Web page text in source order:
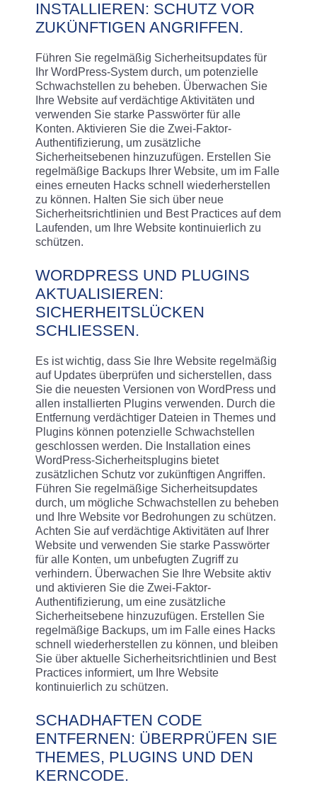
INSTALLIEREN: SCHUTZ VOR
ZUKÜNFTIGEN ANGRIFFEN.
Führen Sie regelmäßig Sicherheitsupdates für
Ihr WordPress-System durch, um potenzielle
Schwachstellen zu beheben. Überwachen Sie
Ihre Website auf verdächtige Aktivitäten und
verwenden Sie starke Passwörter für alle
Konten. Aktivieren Sie die Zwei-Faktor-
Authentifizierung, um zusätzliche
Sicherheitsebenen hinzuzufügen. Erstellen Sie
regelmäßige Backups Ihrer Website, um im Falle
eines erneuten Hacks schnell wiederherstellen
zu können. Halten Sie sich über neue
Sicherheitsrichtlinien und Best Practices auf dem
Laufenden, um Ihre Website kontinuierlich zu
schützen.
WORDPRESS UND PLUGINS
AKTUALISIEREN:
SICHERHEITSLÜCKEN
SCHLIESSEN.
Es ist wichtig, dass Sie Ihre Website regelmäßig
auf Updates überprüfen und sicherstellen, dass
Sie die neuesten Versionen von WordPress und
allen installierten Plugins verwenden. Durch die
Entfernung verdächtiger Dateien in Themes und
Plugins können potenzielle Schwachstellen
geschlossen werden. Die Installation eines
WordPress-Sicherheitsplugins bietet
zusätzlichen Schutz vor zukünftigen Angriffen.
Führen Sie regelmäßige Sicherheitsupdates
durch, um mögliche Schwachstellen zu beheben
und Ihre Website vor Bedrohungen zu schützen.
Achten Sie auf verdächtige Aktivitäten auf Ihrer
Website und verwenden Sie starke Passwörter
für alle Konten, um unbefugten Zugriff zu
verhindern. Überwachen Sie Ihre Website aktiv
und aktivieren Sie die Zwei-Faktor-
Authentifizierung, um eine zusätzliche
Sicherheitsebene hinzuzufügen. Erstellen Sie
regelmäßige Backups, um im Falle eines Hacks
schnell wiederherstellen zu können, und bleiben
Sie über aktuelle Sicherheitsrichtlinien und Best
Practices informiert, um Ihre Website
kontinuierlich zu schützen.
SCHADHAFTEN CODE
ENTFERNEN: ÜBERPRÜFEN SIE
THEMES, PLUGINS UND DEN
KERNCODE.